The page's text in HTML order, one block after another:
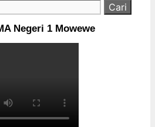
Negeri 1 Mowewe